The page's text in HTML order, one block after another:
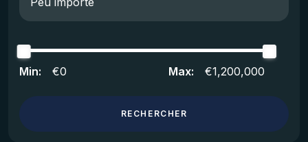
Min: €0 Max: €1,200,000
RECHERCHER